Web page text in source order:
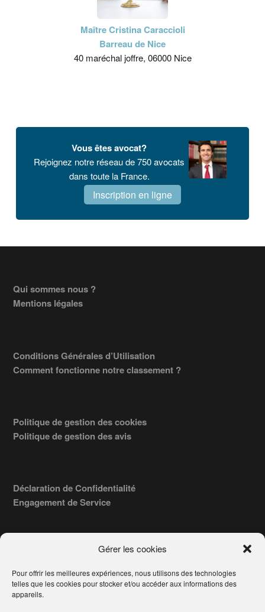
Gérer les cookies
Pour offrir les meilleures expériences, nous utilisons des technologies
telles que les cookies pour stocker et/ou accéder aux informations des
appareils.
Maître Cristina Caraccioli
Barreau de Nice
40 maréchal joffre, 06000 Nice
Vous êtes avocat?
Rejoignez notre réseau de 750 avocats
dans toute la France.
Inscription en ligne
Footer
Qui sommes nous ?
Mentions légales
Conditions Générales d’Utilisation
Comment fonctionne notre classement ?
Politique de gestion des cookies
Politique de gestion des avis
Déclaration de Confidentialité
Engagement de Service
COPYRIGHT © 2026 · TROUVERVOTREAVOCAT.COM, ÉDITÉ PAR
LA SOCIÉTÉAWATECH- 91, RUE DU FAUBOURG ST HONORÉ